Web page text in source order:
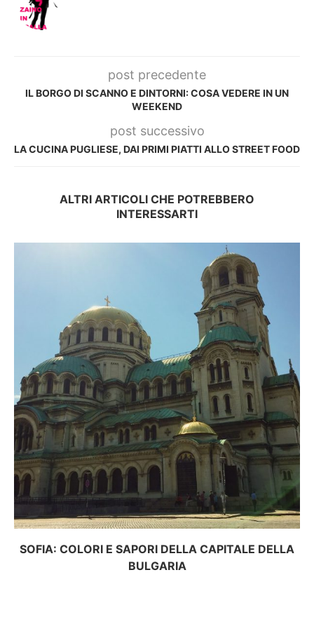
post precedente
IL BORGO DI SCANNO E DINTORNI: COSA VEDERE IN UN
WEEKEND
post successivo
LA CUCINA PUGLIESE, DAI PRIMI PIATTI ALLO STREET FOOD
ALTRI ARTICOLI CHE POTREBBERO
INTERESSARTI
SOFIA: COLORI E SAPORI DELLA CAPITALE DELLA
BULGARIA